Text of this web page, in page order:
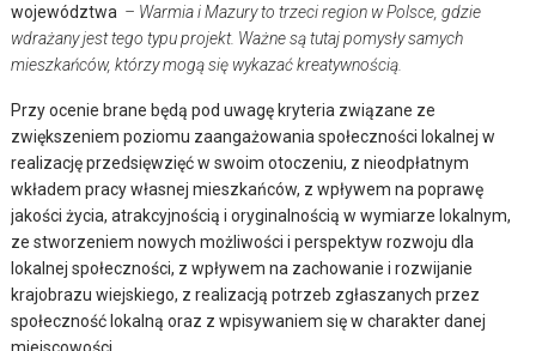
województwa – Warmia i Mazury to trzeci region w Polsce, gdzie
wdrażany jest tego typu projekt. Ważne są tutaj pomysły samych
mieszkańców, którzy mogą się wykazać kreatywnością.
Przy ocenie brane będą pod uwagę kryteria związane ze
zwiększeniem poziomu zaangażowania społeczności lokalnej w
realizację przedsięwzięć w swoim otoczeniu, z nieodpłatnym
wkładem pracy własnej mieszkańców, z wpływem na poprawę
jakości życia, atrakcyjnością i oryginalnością w wymiarze lokalnym,
ze stworzeniem nowych możliwości i perspektyw rozwoju dla
lokalnej społeczności, z wpływem na zachowanie i rozwijanie
krajobrazu wiejskiego, z realizacją potrzeb zgłaszanych przez
społeczność lokalną oraz z wpisywaniem się w charakter danej